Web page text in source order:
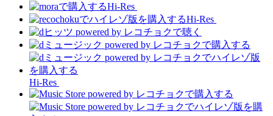
Hi-Res
Hi-Res
Hi-Res